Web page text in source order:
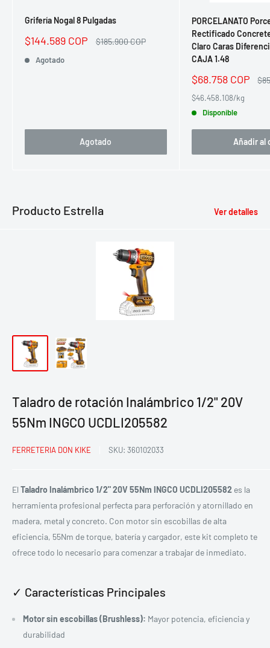
Grifería Nogal 8 Pulgadas
Precio
venta
$144.589 COP
Precio
$185.900 COP
Agotado
Agotado
PORCELANATO
Rectificado
Claro Caras
CAJA 1.48
Precio
venta
$68.758 COP
$46.458.108/kg
Disponible
Añadir al
Producto Estrella Ver detalles
Taladro de rotación Inalámbrico 1/2" 20V
55Nm INGCO UCDLI205582
FERRETERIA DON KIKE SKU: 360102033
El Taladro Inalámbrico 1/2" 20V 55Nm INGCO UCDLI205582 es la
herramienta profesional perfecta para perforación y atornillado en
madera, metal y concreto. Con motor sin escobillas de alta
eficiencia, 55Nm de torque, batería y cargador, este kit completo te
ofrece todo lo necesario para comenzar a trabajar de inmediato.
✓ Características Principales
Motor sin escobillas (Brushless): Mayor potencia, eficiencia y
durabilidad